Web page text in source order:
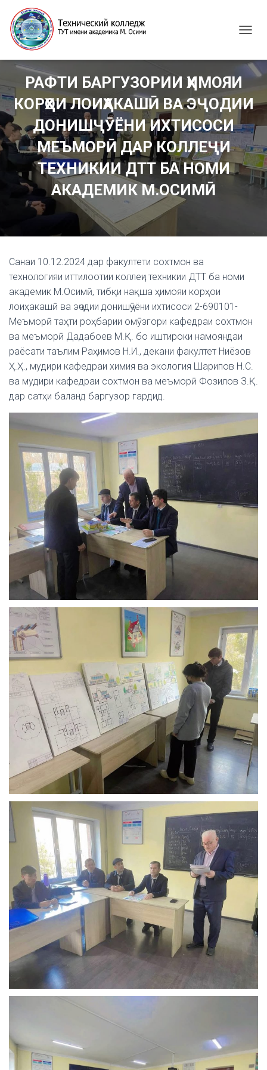
G
N
V
G
A
T
РАФТИ БАРГУЗОРИИ ҲИМОЯИ
КОРҲОИ ЛОИҲАКАШӢ ВА ЭҶОДИИ
ДОНИШҶӮЁНИ ИХТИСОСИ
МЕЪМОРӢ ДАР КОЛЛЕҶИ
ТЕХНИКИИ ДТТ БА НОМИ
АКАДЕМИК М.ОСИМӢ
Санаи 10.12.2024 дар факултети сохтмон ва
технологияи иттилоотии коллеҷи техникии ДТТ ба номи
академик М.Осимӣ, тибқи нақша ҳимояи корҳои
лоиҳакашӣ ва эҷодии донишҷӯёни ихтисоси 2-690101-
Меъморӣ таҳти роҳбарии омӯзгори кафедраи сохтмон
ва меъморӣ Дадабоев М.Қ. бо иштироки намояндаи
раёсати таълим Раҳимов Н.И., декани факултет Ниёзов
Ҳ.Ҳ., мудири кафедраи химия ва экология Шарипов Н.С.
ва мудири кафедраи сохтмон ва меъморӣ Фозилов З.Қ.
дар сатҳи баланд баргузор гардид.